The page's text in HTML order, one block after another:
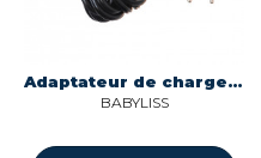
Adaptateur de charge tondeuse a cheveux Babyliss X525507
BABYLISS